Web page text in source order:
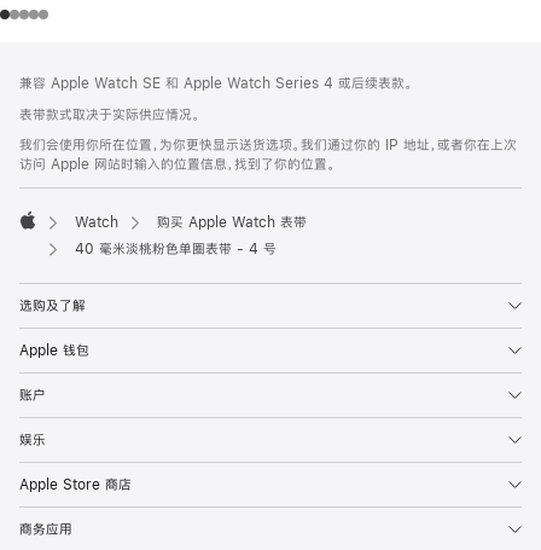
页
页
脚
注
兼容 Apple Watch SE 和 Apple Watch Series 4 或后续表款。
表带款式取决于实际供应情况。
我们会使用你所在位置，为你更快显示送货选项。我们通过你的 IP 地址，或者你在上次
访问 Apple 网站时输入的位置信息，找到了你的位置。
Apple
Watch
购买 Apple Watch 表带
40 毫米淡桃粉色单圈表带 - 4 号
选购及了解
Apple 钱包
账户
娱乐
Apple Store 商店
商务应用